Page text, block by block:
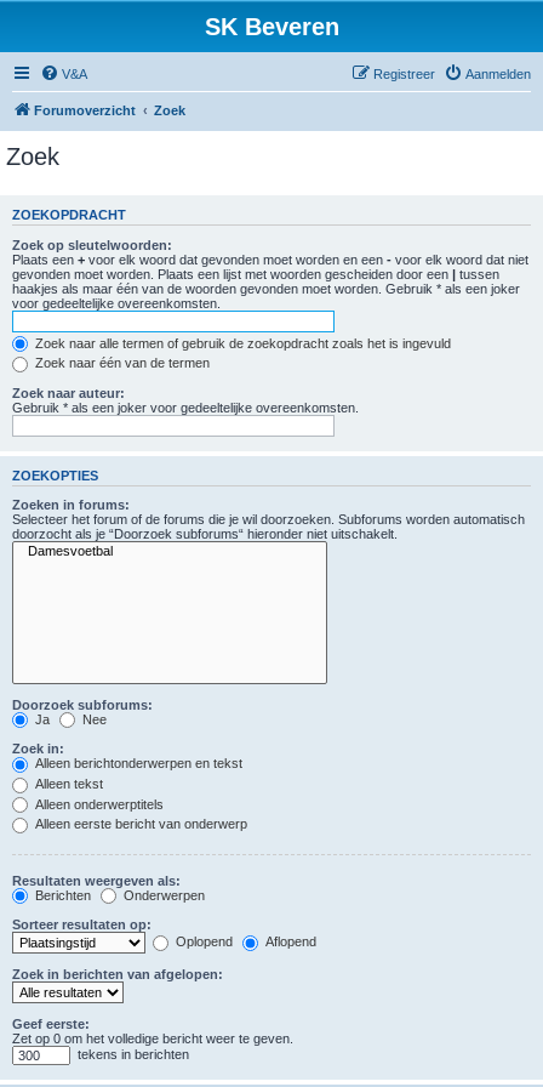
SK Beveren
V&A Aanmelden
Registreer
Forumoverzicht Zoek
Zoek
ZOEKOPDRACHT
Zoek op sleutelwoorden:
Plaats een + voor elk woord dat gevonden moet worden en een - voor elk woord dat niet
gevonden moet worden. Plaats een lijst met woorden gescheiden door een | tussen
haakjes als maar één van de woorden gevonden moet worden. Gebruik * als een joker
voor gedeeltelijke overeenkomsten.
Zoek naar alle termen of gebruik de zoekopdracht zoals het is ingevuld
Zoek naar één van de termen
Zoek naar auteur:
Gebruik * als een joker voor gedeeltelijke overeenkomsten.
ZOEKOPTIES
Zoeken in forums:
Selecteer het forum of de forums die je wil doorzoeken. Subforums worden automatisch
doorzocht als je “Doorzoek subforums“ hieronder niet uitschakelt.
Doorzoek subforums:
Ja
Nee
Zoek in:
Alleen berichtonderwerpen en tekst
Alleen tekst
Alleen onderwerptitels
Alleen eerste bericht van onderwerp
Resultaten weergeven als:
Berichten
Onderwerpen
Sorteer resultaten op:
Oplopend
Aflopend
Zoek in berichten van afgelopen:
Geef eerste:
Zet op 0 om het volledige bericht weer te geven.
tekens in berichten